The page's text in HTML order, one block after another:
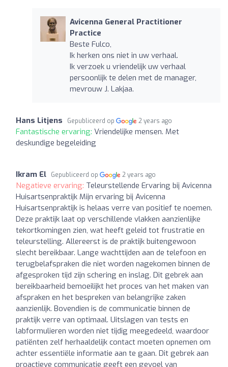
Avicenna General Practitioner
Practice
Beste Fulco,
Ik herken ons niet in uw verhaal.
Ik verzoek u vriendelijk uw verhaal
persoonlijk te delen met de manager,
mevrouw J. Lakjaa.
Hans Litjens Gepubliceerd op 2 years ago
Fantastische ervaring: Vriendelijke mensen. Met
deskundige begeleiding
Ikram El Gepubliceerd op 2 years ago
Negatieve ervaring: Teleurstellende Ervaring bij Avicenna
Huisartsenpraktijk Mijn ervaring bij Avicenna
Huisartsenpraktijk is helaas verre van positief te noemen.
Deze praktijk laat op verschillende vlakken aanzienlijke
tekortkomingen zien, wat heeft geleid tot frustratie en
teleurstelling. Allereerst is de praktijk buitengewoon
slecht bereikbaar. Lange wachttijden aan de telefoon en
terugbelafspraken die niet worden nagekomen binnen de
afgesproken tijd zijn schering en inslag. Dit gebrek aan
bereikbaarheid bemoeilijkt het proces van het maken van
afspraken en het bespreken van belangrijke zaken
aanzienlijk. Bovendien is de communicatie binnen de
praktijk verre van optimaal. Uitslagen van tests en
labformulieren worden niet tijdig meegedeeld, waardoor
patiënten zelf herhaaldelijk contact moeten opnemen om
achter essentiële informatie aan te gaan. Dit gebrek aan
proactieve communicatie geeft een gevoel van